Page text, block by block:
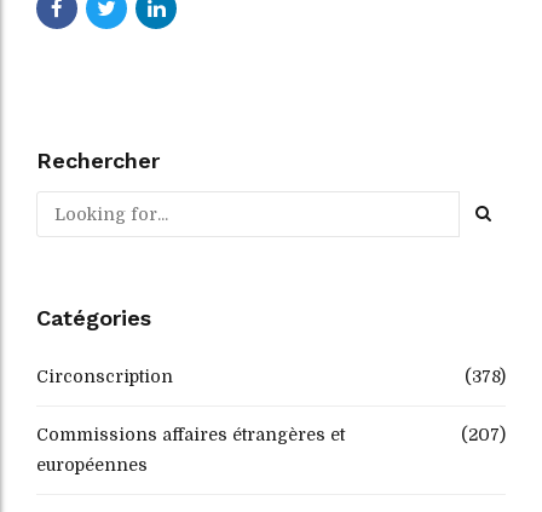
Rechercher
Catégories
Circonscription (378)
Commissions affaires étrangères et
européennes
(207)